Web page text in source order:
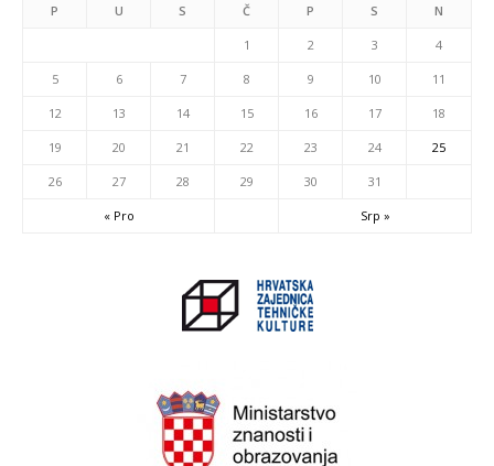
P U S Č P S N
« Pro Srp »
1 2 3 4
5 6 7 8 9 10 11
12 13 14 15 16 17 18
19 20 21 22 23 24 25
26 27 28 29 30 31